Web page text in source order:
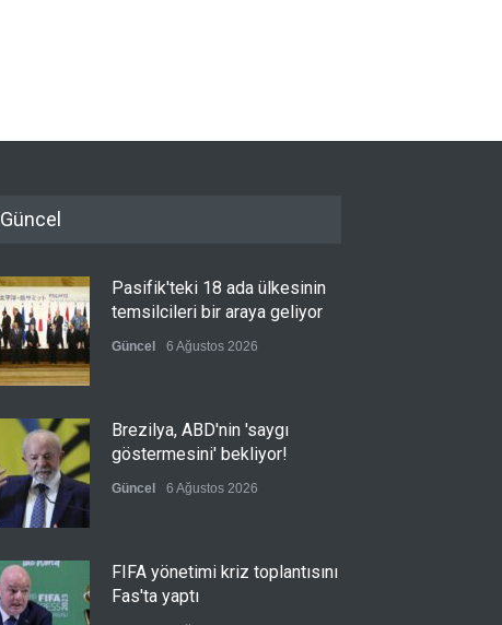
Güncel
Pasifik'teki 18 ada ülkesinin
temsilcileri bir araya geliyor
Güncel 6 Ağustos 2026
Brezilya, ABD'nin 'saygı
göstermesini' bekliyor!
Güncel 6 Ağustos 2026
FIFA yönetimi kriz toplantısını
Fas'ta yaptı